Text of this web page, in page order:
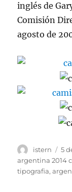
inglés de
Comisión
agosto de
Autor
istern
el
5
argentina 2014
tipografia,